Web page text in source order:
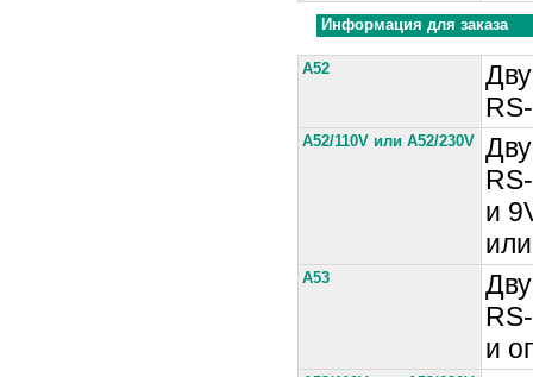
Информация для заказа
A52
A52/110V или A52/230V
и
A53
и